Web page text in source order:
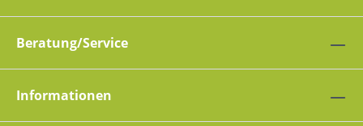
Beratung/Service
Informationen